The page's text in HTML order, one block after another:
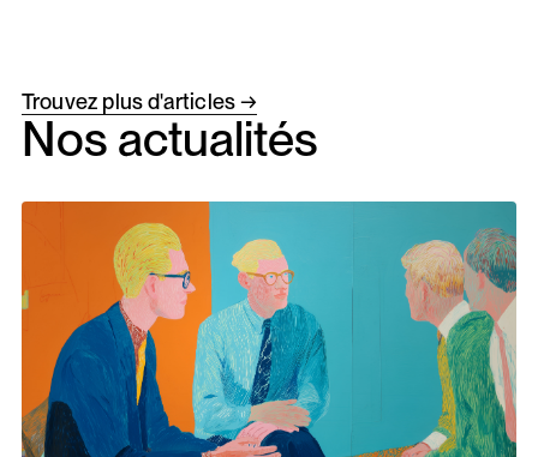
Trouvez plus d'articles →
Nos actualités